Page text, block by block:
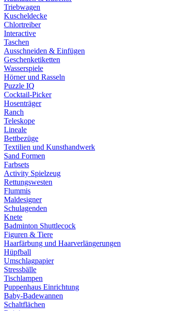
Triebwagen
Kuscheldecke
Chlortreiber
Interactive
Taschen
Ausschneiden & Einfügen
Geschenketiketten
Wasserspiele
Hörner und Rasseln
Puzzle IQ
Cocktail-Picker
Hosenträger
Ranch
Teleskope
Lineale
Bettbezüge
Textilien und Kunsthandwerk
Sand Formen
Farbsets
Activity Spielzeug
Rettungswesten
Flummis
Maldesigner
Schulagenden
Knete
Badminton Shuttlecock
Figuren & Tiere
Haarfärbung und Haarverlängerungen
Hüpfball
Umschlagpapier
Stressbälle
Tischlampen
Puppenhaus Einrichtung
Baby-Badewannen
Schaltflächen